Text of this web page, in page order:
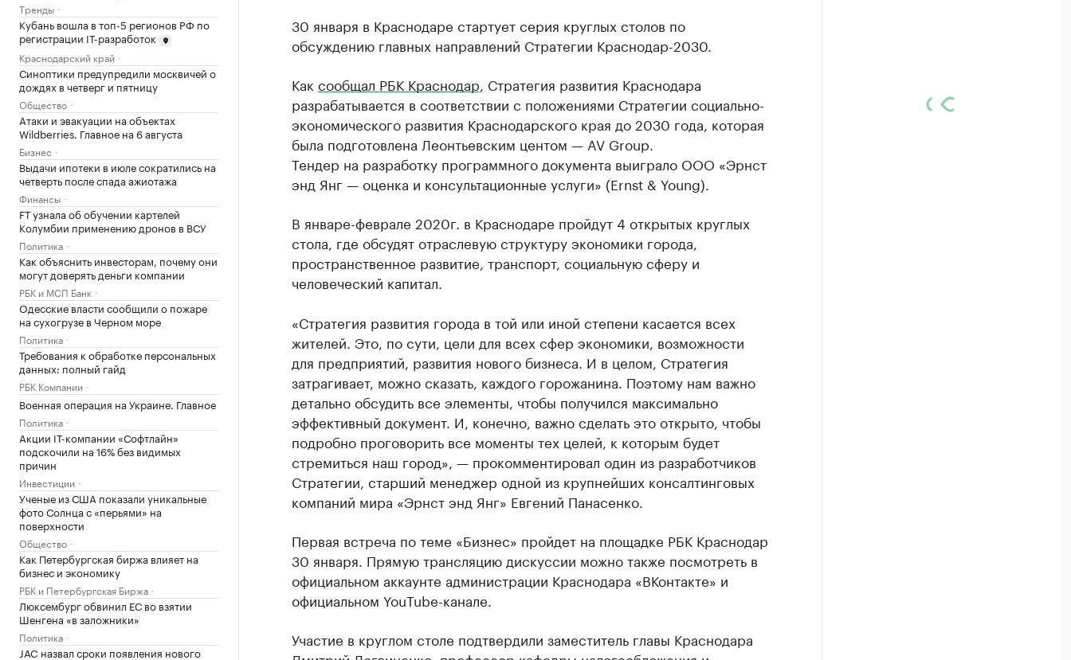
Тренды
Кубань вошла в топ-5 регионов РФ по
регистрации IТ-разработок
Краснодарский край
Синоптики предупредили москвичей о
дождях в четверг и пятницу
Общество
Атаки и эвакуации на объектах
Wildberries. Главное на 6 августа
Бизнес
Выдачи ипотеки в июле сократились на
четверть после спада ажиотажа
Финансы
FT узнала об обучении картелей
Колумбии применению дронов в ВСУ
Политика
Как объяснить инвесторам, почему они
могут доверять деньги компании
РБК и МСП Банк
Одесские власти сообщили о пожаре
на сухогрузе в Черном море
Политика
Требования к обработке персональных
данных: полный гайд
РБК Компании
Военная операция на Украине. Главное
Политика
Акции IT-компании «Софтлайн»
подскочили на 16% без видимых
причин
Инвестиции
Ученые из США показали уникальные
фото Солнца с «перьями» на
поверхности
Общество
Как Петербургская биржа влияет на
бизнес и экономику
РБК и Петербургская Биржа
Люксембург обвинил ЕС во взятии
Шенгена «в заложники»
Политика
JAC назвал сроки появления нового
30 января в Краснодаре стартует серия круглых столов по
обсуждению главных направлений Стратегии Краснодар-2030.
Как сообщал РБК Краснодар , Стратегия развития Краснодара
разрабатывается в соответствии с положениями Стратегии социально-
экономического развития Краснодарского края до 2030 года, которая
была подготовлена Леонтьевским центом — AV Group.
Тендер на разработку программного документа выиграло ООО «Эрнст
энд Янг — оценка и консультационные услуги» (Ernst & Young).
В январе-феврале 2020г. в Краснодаре пройдут 4 открытых круглых
стола, где обсудят отраслевую структуру экономики города,
пространственное развитие, транспорт, социальную сферу и
человеческий капитал.
«Стратегия развития города в той или иной степени касается всех
жителей. Это, по сути, цели для всех сфер экономики, возможности
для предприятий, развития нового бизнеса. И в целом, Стратегия
затрагивает, можно сказать, каждого горожанина. Поэтому нам важно
детально обсудить все элементы, чтобы получился максимально
эффективный документ. И, конечно, важно сделать это открыто, чтобы
подробно проговорить все моменты тех целей, к которым будет
стремиться наш город», — прокомментировал один из разработчиков
Стратегии, старший менеджер одной из крупнейших консалтинговых
компаний мира «Эрнст энд Янг» Евгений Панасенко.
Первая встреча по теме «Бизнес» пройдет на площадке РБК Краснодар
30 января. Прямую трансляцию дискуссии можно также посмотреть в
официальном аккаунте администрации Краснодара «ВКонтакте» и
официальном YouTube-канале.
Участие в круглом столе подтвердили заместитель главы Краснодара